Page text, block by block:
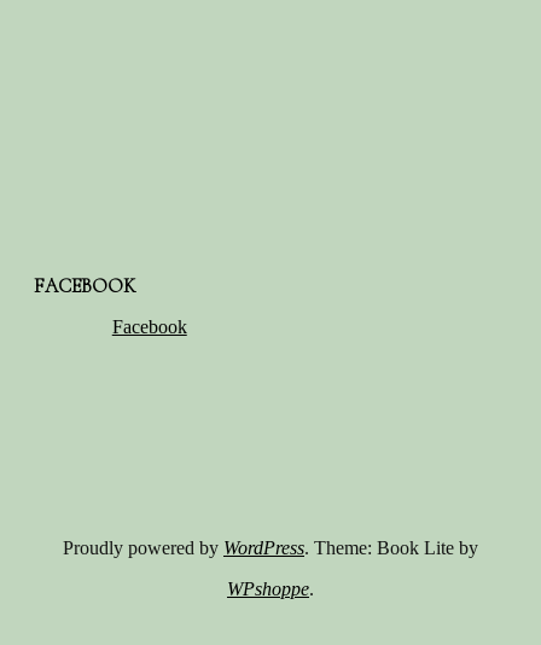
FACEBOOK
Facebook
Proudly powered by WordPress. Theme: Book Lite by
WPshoppe.